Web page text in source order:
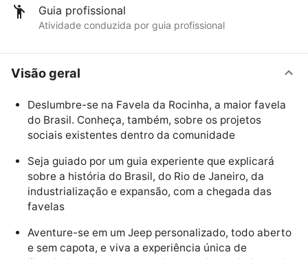
Guia profissional
Atividade conduzida por guia profissional
Visão geral
Deslumbre-se na Favela da Rocinha, a maior favela
do Brasil. Conheça, também, sobre os projetos
sociais existentes dentro da comunidade
Seja guiado por um guia experiente que explicará
sobre a história do Brasil, do Rio de Janeiro, da
industrialização e expansão, com a chegada das
favelas
Aventure-se em um Jeep personalizado, todo aberto
e sem capota, e viva a experiência única de